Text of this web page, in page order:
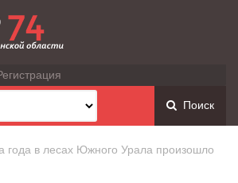
Поиск
года в лесах Южного Урала произошло